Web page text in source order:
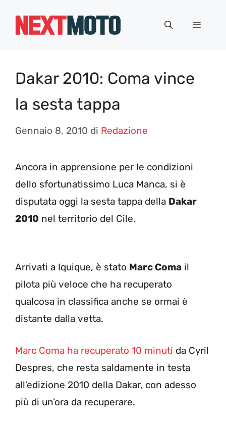
Menu
Dakar 2010: Coma vince
la sesta tappa
Gennaio 8, 2010 di Redazione
Ancora in apprensione per le condizioni
dello sfortunatissimo Luca Manca, si è
disputata oggi la sesta tappa della Dakar
2010 nel territorio del Cile.
Arrivati a Iquique, è stato Marc Coma il
pilota più veloce che ha recuperato
qualcosa in classifica anche se ormai è
distante dalla vetta.
Marc Coma ha recuperato 10 minuti da Cyril
Despres, che resta saldamente in testa
all’edizione 2010 della Dakar, con adesso
più di un’ora da recuperare.